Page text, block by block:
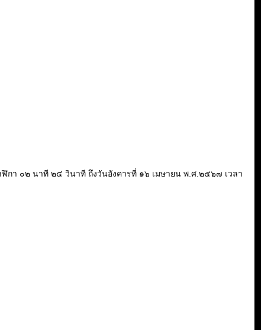
า ๐๒ นาที ๒๔ วินาที ถึงวันอังคารที่ ๑๖ เมษายน พ.ศ.๒๕๖๗ เวลา